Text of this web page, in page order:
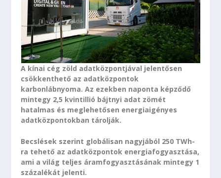
A kínai cég zöld adatközpontjával jelentősen
csökkenthető az adatközpontok
karbonlábnyoma. Az ezekben naponta képződő
mintegy 2,5 kvintillió bájtnyi adat zömét
hatalmas és meglehetősen energiaigényes
adatközpontokban tárolják.
Becslések szerint globálisan nagyjából 250 TWh-
ra tehető az adatközpontok energiafogyasztása,
ami a világ teljes áramfogyasztásának mintegy 1
százalékát jelenti.